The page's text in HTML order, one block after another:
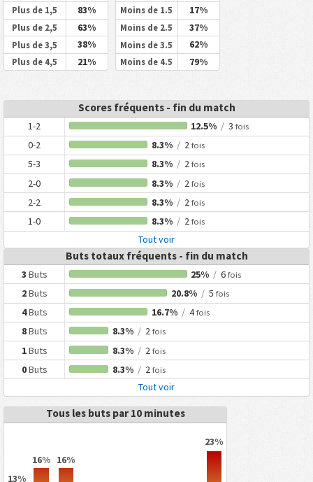
Plus de 1,5 83%
Plus de 2,5 63%
Plus de 3,5 38%
Plus de 4,5 21%
Moins de 1.5 17%
Moins de 2.5 37%
Moins de 3.5 62%
Moins de 4.5 79%
Scores fréquents - fin du match
1-2 12.5% / 3fois
0-2 8.3% /2 fois
5-3 8.3% /2 fois
2-0 8.3% /2 fois
2-2 8.3% /2 fois
1-0 8.3% /2 fois
Tout voir
Buts totaux fréquents - fin du match
3 Buts 25% / 6fois
2Buts 20.8% / 5fois
4Buts 16.7% /4fois
8Buts 8.3% /2 fois
1Buts 8.3% /2 fois
0Buts 8.3% /2 fois
Tout voir
Tous les buts par 10 minutes
13%
16% 16%
23%